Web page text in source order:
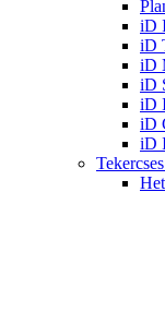
iD
iD
iD
iD
iD
iD
iD